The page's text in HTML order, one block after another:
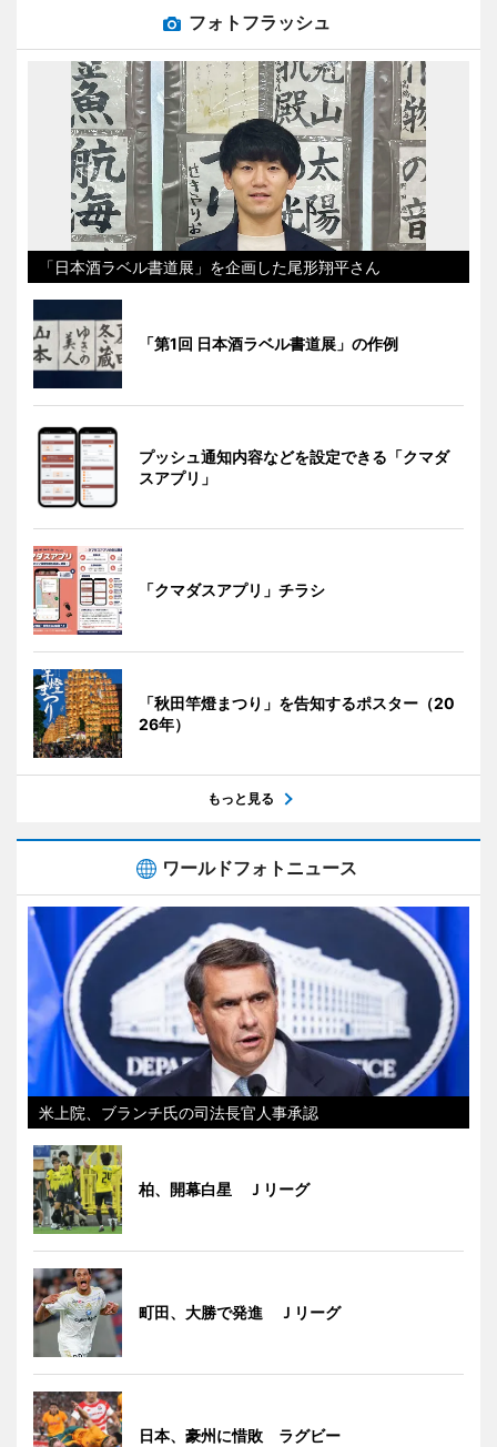
フォトフラッシュ
「日本酒ラベル書道展」を企画した尾形翔平さん
「第1回 日本酒ラベル書道展」の作例
プッシュ通知内容などを設定できる「クマダ
スアプリ」
「クマダスアプリ」チラシ
「秋田竿燈まつり」を告知するポスター（20
26年）
もっと見る
ワールドフォトニュース
米上院、ブランチ氏の司法長官人事承認
柏、開幕白星 Ｊリーグ
町田、大勝で発進 Ｊリーグ
日本、豪州に惜敗 ラグビー